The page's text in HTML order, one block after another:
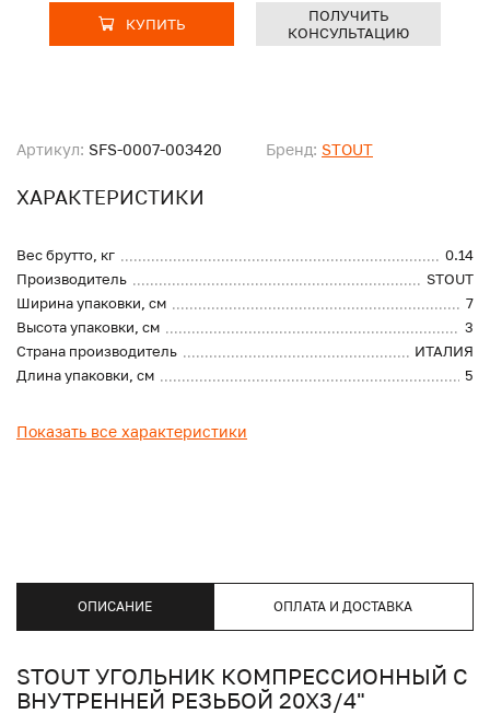
Артикул: SFS-0007-003420 Бренд: STOUT
ХАРАКТЕРИСТИКИ
Вес брутто, кг
0.14
Производитель
STOUT
Ширина упаковки, см
7
Высота упаковки, см
3
Страна производитель
ИТАЛИЯ
Длина упаковки, см
5
Показать все характеристики
КУПИТЬ
ПОЛУЧИТЬ
КОНСУЛЬТАЦИЮ
ОПИСАНИЕ ОПЛАТА И ДОСТАВКА
STOUT УГОЛЬНИК КОМПРЕССИОННЫЙ С
ВНУТРЕННЕЙ РЕЗЬБОЙ 20Х3/4"